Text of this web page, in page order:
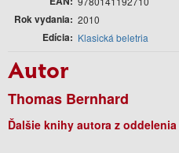
Rok vydania 2010
Edícia Klasická beletria
Autor
Thomas Bernhard
Ďalšie knihy autora z oddelenia